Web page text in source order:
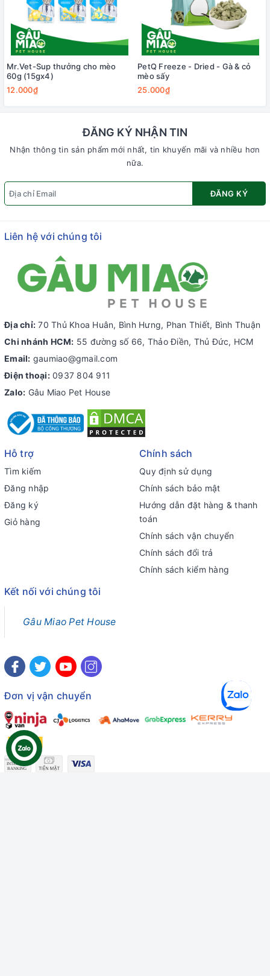
Mr.Vet-Sup thưởng cho mèo
60g (15gx4)
12.000₫
PetQ Freeze - Dried - Gà & cỏ
mèo sấy
25.000₫
ĐĂNG KÝ NHẬN TIN
Nhận thông tin sản phẩm mới nhất, tin khuyến mãi và nhiều hơn
nữa.
ĐĂNG KÝ
Liên hệ với chúng tôi
Địa chỉ: 70 Thủ Khoa Huân, Bình Hưng, Phan Thiết, Bình Thuận
Chi nhánh HCM: 55 đường số 66, Thảo Điền, Thủ Đức, HCM
Email: gaumiao@gmail.com
Điện thoại: 0937 804 911
Zalo: Gâu Miao Pet House
Hỗ trợ
Tìm kiếm
Đăng nhập
Đăng ký
Giỏ hàng
Chính sách
Quy định sử dụng
Chính sách bảo mật
Hướng dẫn đặt hàng & thanh
toán
Chính sách vận chuyển
Chính sách đổi trả
Chính sách kiểm hàng
Kết nối với chúng tôi
Gâu Miao Pet House
Đơn vị vận chuyển